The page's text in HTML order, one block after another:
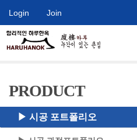
Login Join
PRODUCT
▶ 시공 포트폴리오